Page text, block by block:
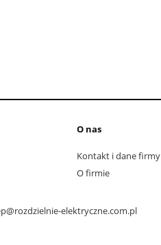
O nas
Kontakt i dane firmy
O firmie
elektryczne.com.pl